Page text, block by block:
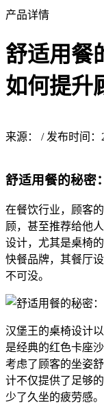
产品详情
舒适用餐
如何提升
来源： / 发布时间：
舒适用餐的秘密
在餐饮行业，顾客
顾，甚至推荐给他
设计，尤其是桌椅
快餐品牌，其餐厅
不可没。
汉堡王的桌椅设计
是经典的红色卡座
考虑了顾客的坐姿
计不仅提供了足够
少了久坐的疲劳感